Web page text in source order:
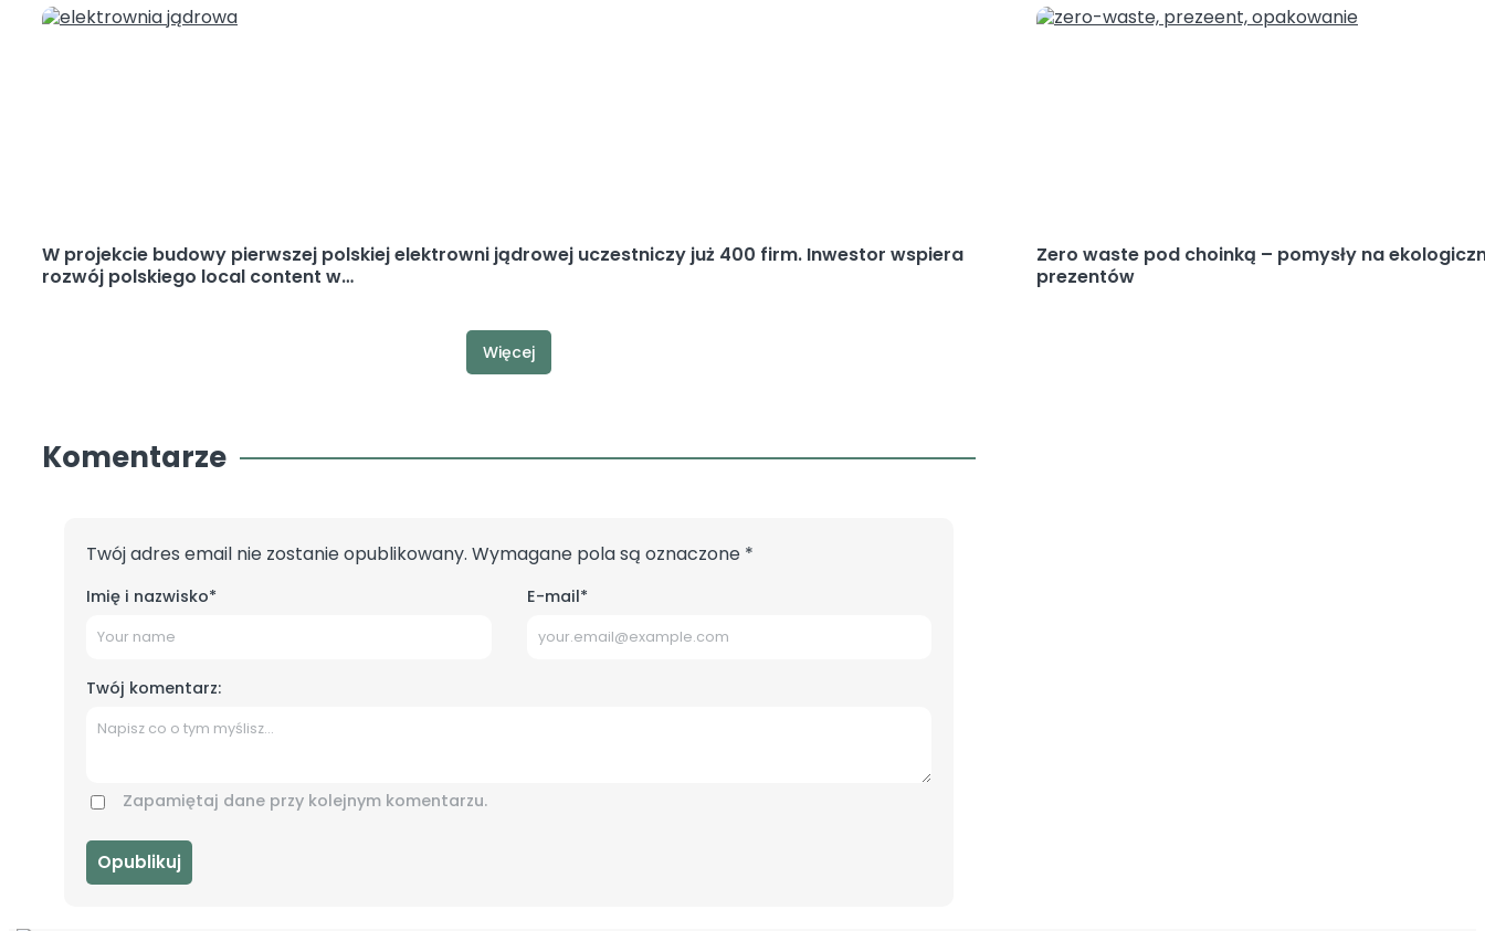
W projekcie budowy pierwszej polskiej elektrowni jądrowej uczestniczy już 400 firm. Inwestor wspiera
rozwój polskiego local content w…
Zero waste pod choinką – pomysły na
prezentów
Więcej
Komentarze
Twój adres email nie zostanie opublikowany. Wymagane pola są oznaczone *
Twój komentarz:
Imię i nazwisko* E-mail*
Zapamiętaj dane przy kolejnym komentarzu.